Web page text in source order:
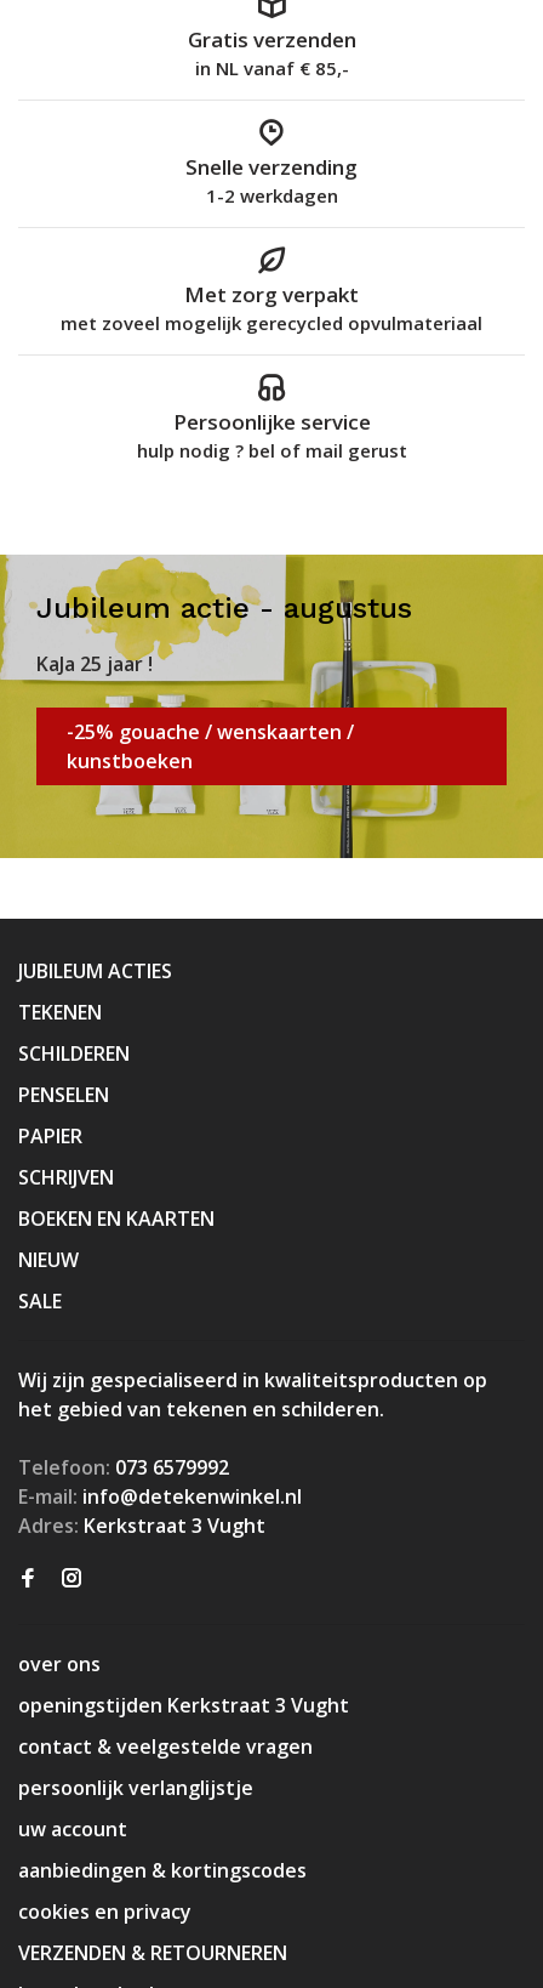
Gratis verzenden
in NL vanaf € 85,-
Snelle verzending
1-2 werkdagen
Met zorg verpakt
met zoveel mogelijk gerecycled opvulmateriaal
Persoonlijke service
hulp nodig ? bel of mail gerust
Jubileum actie - augustus
KaJa 25 jaar !
-25% gouache / wenskaarten /
kunstboeken
JUBILEUM ACTIES
TEKENEN
SCHILDEREN
PENSELEN
PAPIER
SCHRIJVEN
BOEKEN EN KAARTEN
NIEUW
SALE
Wij zijn gespecialiseerd in kwaliteitsproducten op
het gebied van tekenen en schilderen.
Telefoon: 073 6579992
E-mail: info@detekenwinkel.nl
Adres: Kerkstraat 3 Vught
over ons
openingstijden Kerkstraat 3 Vught
contact & veelgestelde vragen
persoonlijk verlanglijstje
uw account
aanbiedingen & kortingscodes
cookies en privacy
VERZENDEN & RETOURNEREN